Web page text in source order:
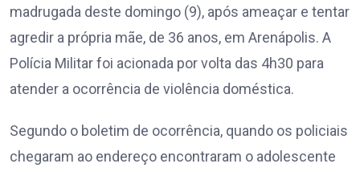
madrugada deste domingo (9), após ameaçar e tentar
agredir a própria mãe, de 36 anos, em Arenápolis. A
Polícia Militar foi acionada por volta das 4h30 para
atender a ocorrência de violência doméstica.
Segundo o boletim de ocorrência, quando os policiais
chegaram ao endereço encontraram o adolescente